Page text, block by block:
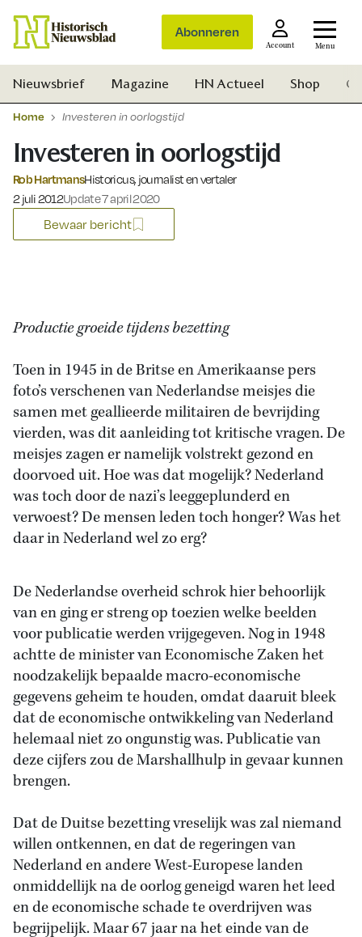
Abonneren
Account Menu
Nieuwsbrief Magazine HN Actueel Shop
Home Investeren in oorlogstijd
Investeren in oorlogstijd
Rob HartmansHistoricus, journalist en vertaler
Gepubliceerd op:
2 juli 2012Update 7 april 2020
Bewaar bericht
Productie groeide tijdens bezetting
Toen in 1945 in de Britse en Amerikaanse pers
foto’s verschenen van Nederlandse meisjes die
samen met geallieerde militairen de bevrijding
vierden, was dit aanleiding tot kritische vragen. De
meisjes zagen er namelijk volstrekt gezond en
doorvoed uit. Hoe was dat mogelijk? Nederland
was toch door de nazi’s leeggeplunderd en
verwoest? De mensen leden toch honger? Was het
daar in Nederland wel zo erg?
De Nederlandse overheid schrok hier behoorlijk
van en ging er streng op toezien welke beelden
voor publicatie werden vrijgegeven. Nog in 1948
achtte de minister van Economische Zaken het
noodzakelijk bepaalde macro-economische
gegevens geheim te houden, omdat daaruit bleek
dat de economische ontwikkeling van Nederland
helemaal niet zo ongunstig was. Publicatie van
deze cijfers zou de Marshallhulp in gevaar kunnen
brengen.
Dat de Duitse bezetting vreselijk was zal niemand
willen ontkennen, en dat de regeringen van
Nederland en andere West-Europese landen
onmiddellijk na de oorlog geneigd waren het leed
en de economische schade te overdrijven was
begrijpelijk. Maar 67 jaar na het einde van de